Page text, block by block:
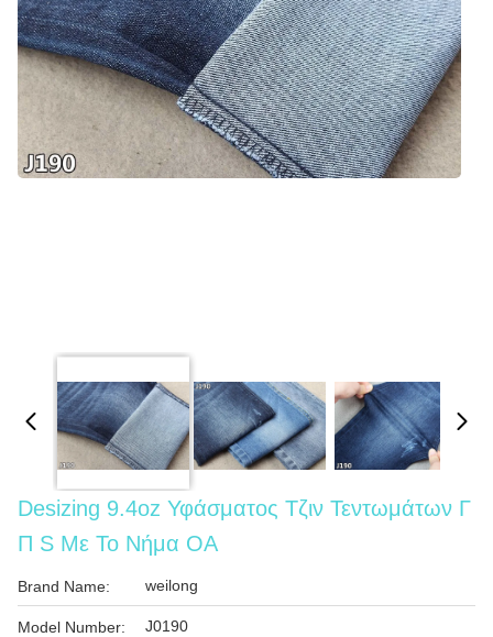
Desizing 9.4oz Υφάσματος Τζιν Τεντωμάτων Γ
Π S Με Το Νήμα OA
Brand Name: weilong
Model Number: J0190